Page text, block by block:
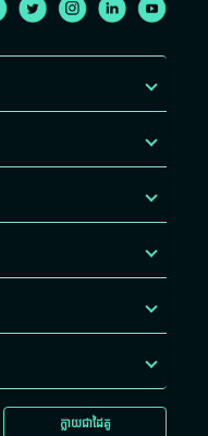
ក្លាយជាដៃគូ